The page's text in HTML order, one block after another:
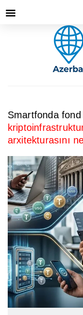
Smartfonda fond
arxitekturasını